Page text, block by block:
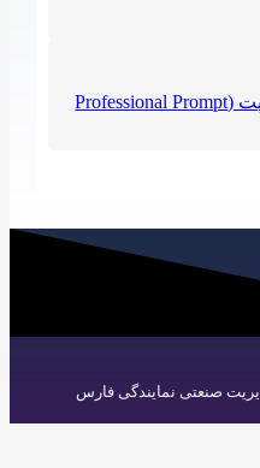
دوره تخصصی مهندسی پرامپت (Professional Prompt